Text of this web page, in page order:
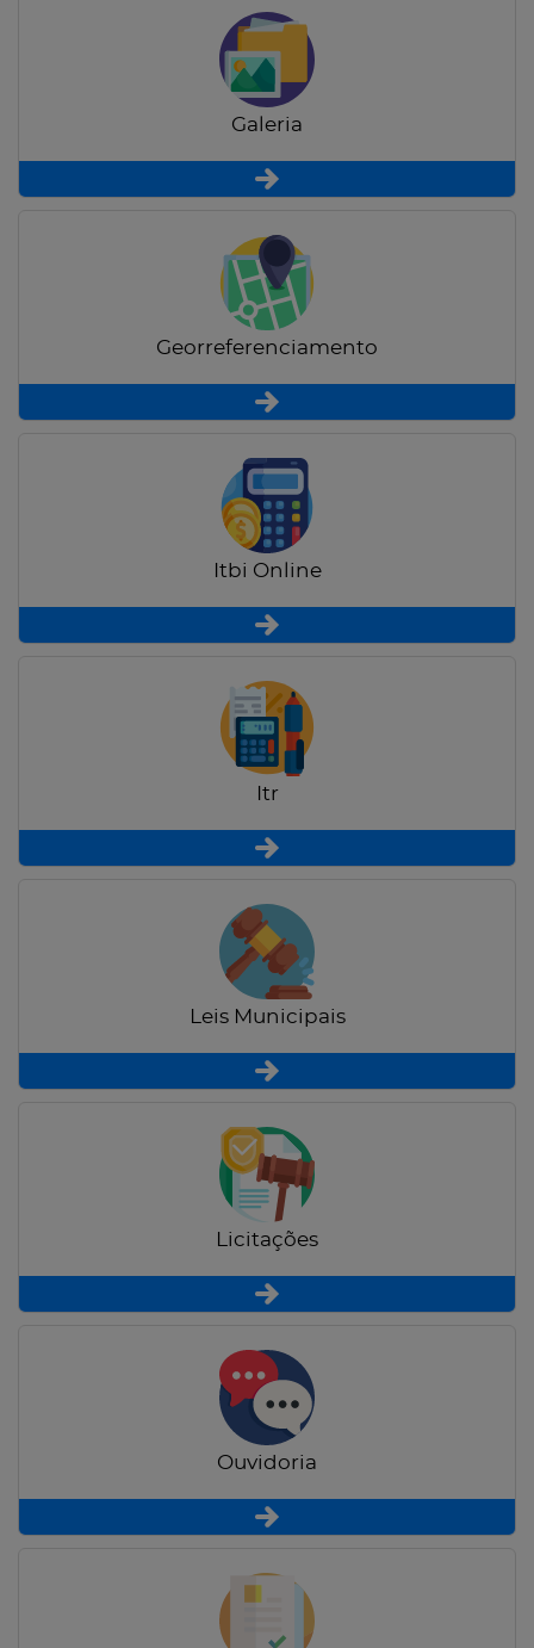
Galeria
Georreferenciamento
Itbi Online
Itr
Leis Municipais
Licitações
Ouvidoria